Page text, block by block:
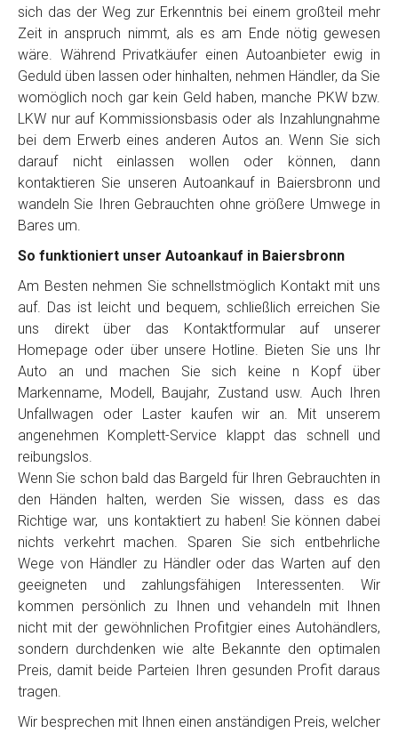
sich das der Weg zur Erkenntnis bei einem großteil mehr
Zeit in anspruch nimmt, als es am Ende nötig gewesen
wäre. Während Privatkäufer einen Autoanbieter ewig in
Geduld üben lassen oder hinhalten, nehmen Händler, da Sie
womöglich noch gar kein Geld haben, manche PKW bzw.
LKW nur auf Kommissionsbasis oder als Inzahlungnahme
bei dem Erwerb eines anderen Autos an. Wenn Sie sich
darauf nicht einlassen wollen oder können, dann
kontaktieren Sie unseren Autoankauf in Baiersbronn und
wandeln Sie Ihren Gebrauchten ohne größere Umwege in
Bares um.
So funktioniert unser Autoankauf in Baiersbronn
Am Besten nehmen Sie schnellstmöglich Kontakt mit uns
auf. Das ist leicht und bequem, schließlich erreichen Sie
uns direkt über das Kontaktformular auf unserer
Homepage oder über unsere Hotline. Bieten Sie uns Ihr
Auto an und machen Sie sich keine n Kopf über
Markenname, Modell, Baujahr, Zustand usw. Auch Ihren
Unfallwagen oder Laster kaufen wir an. Mit unserem
angenehmen Komplett-Service klappt das schnell und
reibungslos.
Wenn Sie schon bald das Bargeld für Ihren Gebrauchten in
den Händen halten, werden Sie wissen, dass es das
Richtige war, uns kontaktiert zu haben! Sie können dabei
nichts verkehrt machen. Sparen Sie sich entbehrliche
Wege von Händler zu Händler oder das Warten auf den
geeigneten und zahlungsfähigen Interessenten. Wir
kommen persönlich zu Ihnen und vehandeln mit Ihnen
nicht mit der gewöhnlichen Profitgier eines Autohändlers,
sondern durchdenken wie alte Bekannte den optimalen
Preis, damit beide Parteien Ihren gesunden Profit daraus
tragen.
Wir besprechen mit Ihnen einen anständigen Preis, welcher